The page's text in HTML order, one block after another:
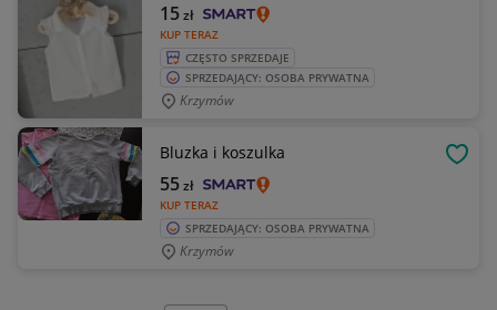
KUP TERAZ
15zł
CZĘSTO SPRZEDAJE
SPRZEDAJĄCY: OSOBA PRYWATNA
Krzymów
Bluzka i koszulka
KUP TERAZ
55zł
SPRZEDAJĄCY: OSOBA PRYWATNA
Krzymów